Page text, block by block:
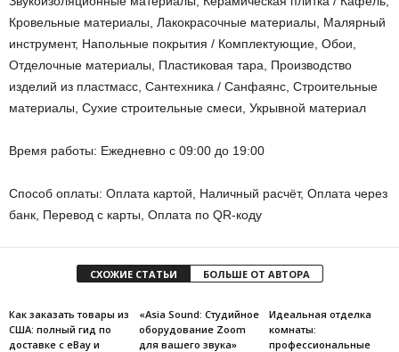
Кровельные материалы, Лакокрасочные материалы, Малярный
инструмент, Напольные покрытия / Комплектующие, Обои,
Отделочные материалы, Пластиковая тара, Производство
изделий из пластмасс, Сантехника / Санфаянс, Строительные
материалы, Сухие строительные смеси, Укрывной материал
Время работы: Ежедневно с 09:00 до 19:00
Способ оплаты: Оплата картой, Наличный расчёт, Оплата через
банк, Перевод с карты, Оплата по QR-коду
СХОЖИЕ СТАТЬИ БОЛЬШЕ ОТ АВТОРА
Как заказать товары из
США: полный гид по
доставке с eBay и
«Asia Sound: Студийное
оборудование Zoom
для вашего звука»
Идеальная отделка
комнаты:
профессиональные